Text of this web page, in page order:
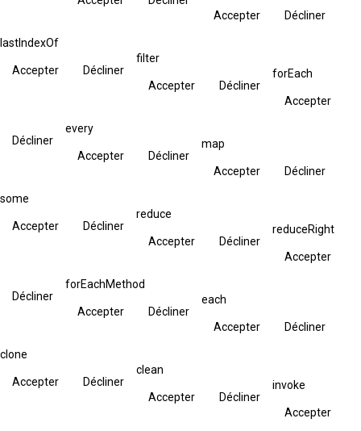
Accepter
Décliner
lastIndexOf
Accepter Décliner
filter
Accepter Décliner
forEach
Accepter
Décliner
every
Accepter Décliner
map
Accepter Décliner
some
Accepter Décliner
reduce
Accepter Décliner
reduceRight
Accepter
Décliner
forEachMethod
Accepter Décliner
each
Accepter Décliner
clone
Accepter Décliner
clean
Accepter Décliner
invoke
Accepter